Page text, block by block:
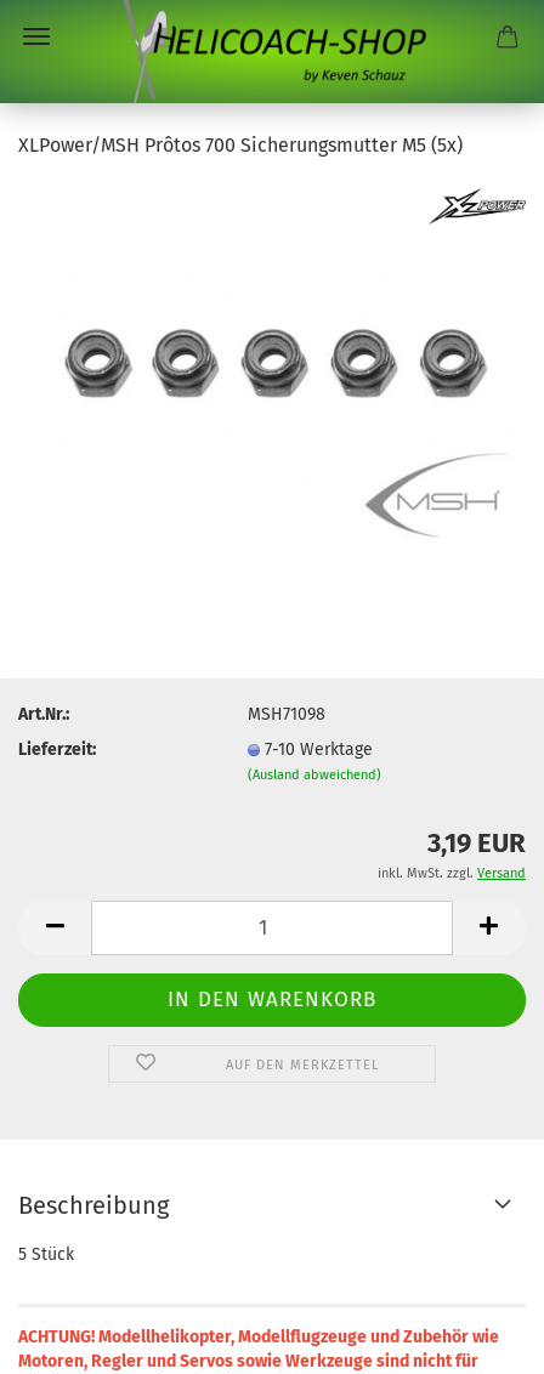
XLPower/MSH Prôtos 700 Sicherungsmutter M5 (5x)
Art.Nr.:
MSH71098
Lieferzeit:
7-10 Werktage
(Ausland abweichend)
3,19 EUR
inkl. MwSt. zzgl. Versand
AUF DEN MERKZETTEL
Beschreibung
5 Stück
ACHTUNG! Modellhelikopter, Modellflugzeuge und Zubehör wie
Motoren, Regler und Servos sowie Werkzeuge sind nicht für